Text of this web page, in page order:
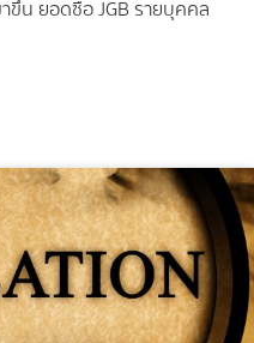
ขึ้น ยอดซื้อ JGB รายบุคคล